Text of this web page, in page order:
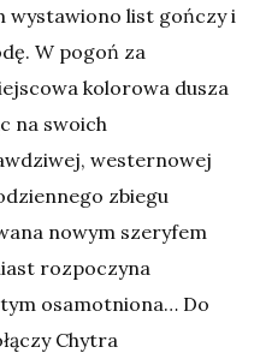
wystawiono list gończy i
W pogoń za
kolorowa dusza
na swoich
westernowej
zbiegu
nowym szeryfem
rozpoczyna
osamotniona… Do
Chytra